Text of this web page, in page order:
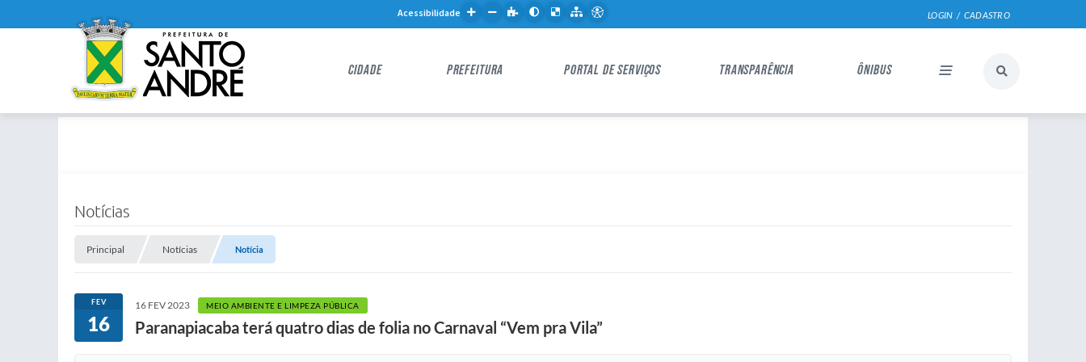
LOGIN / CADASTRO
Acessibilidade
CIDADE PREFEITURA PORTAL DE SERVIÇOS TRANSPARÊNCIA ÔNIBUS
Notícias
Principal Notícias Notícia
FEV
16
16 FEV 2023 MEIO AMBIENTE E LIMPEZA PÚBLICA
Paranapiacaba terá quatro dias de folia no Carnaval “Vem pra Vila”